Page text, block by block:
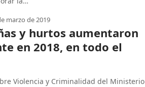
marzo de 2019
y hurtos aumentaron
en 2018, en todo el
Violencia y Criminalidad del Ministerio